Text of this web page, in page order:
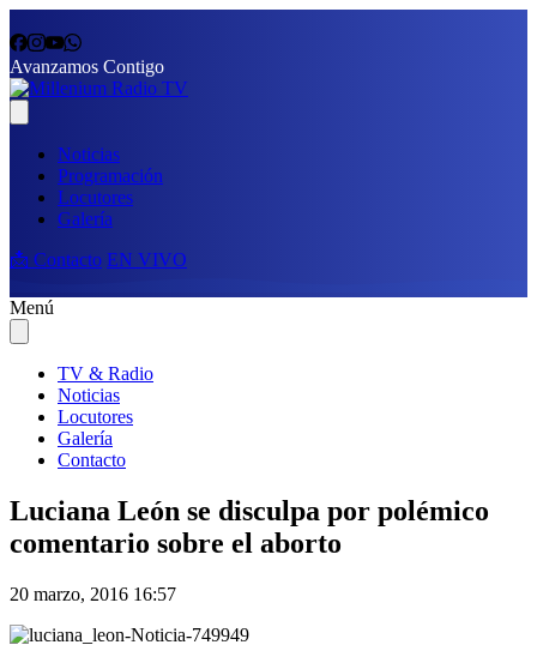
Avanzamos Contigo
Noticias
Programación
Locutores
Galería
📩 Contacto EN VIVO
Menú
TV & Radio
Noticias
Locutores
Galería
Contacto
Luciana León se disculpa por polémico
comentario sobre el aborto
20 marzo, 2016 16:57